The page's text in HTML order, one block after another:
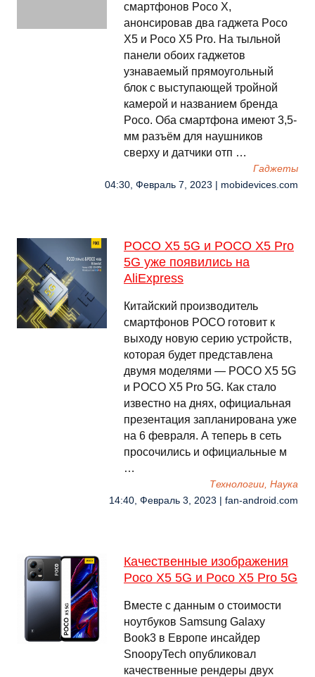
смартфонов Poco X,
анонсировав два гаджета Poco
X5 и Poco X5 Pro. На тыльной
панели обоих гаджетов
узнаваемый прямоугольный
блок с выступающей тройной
камерой и названием бренда
Poco. Оба смартфона имеют 3,5-
мм разъём для наушников
сверху и датчики отп …
Гаджеты
04:30, Февраль 7, 2023 | mobidevices.com
POCO X5 5G и POCO X5 Pro
5G уже появились на
AliExpress
Китайский производитель
смартфонов POCO готовит к
выходу новую серию устройств,
которая будет представлена
двумя моделями — POCO X5 5G
и POCO X5 Pro 5G. Как стало
известно на днях, официальная
презентация запланирована уже
на 6 февраля. А теперь в сеть
просочились и официальные м
…
Технологии, Наука
14:40, Февраль 3, 2023 | fan-android.com
Качественные изображения
Poco X5 5G и Poco X5 Pro 5G
Вместе с данным о стоимости
ноутбуков Samsung Galaxy
Book3 в Европе инсайдер
SnoopyTech опубликовал
качественные рендеры двух